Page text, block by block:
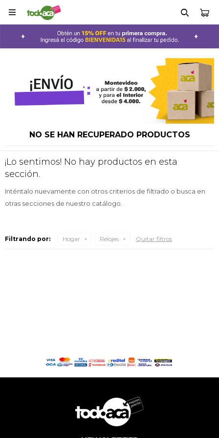

NO SE HAN RECUPERADO PRODUCTOS
¡Lo sentimos! No hay productos en esta
sección.
Inténtalo nuevamente con otros criterios de filtrado o busca en
otras secciones de nuestro catálogo.
Filtrando por: Hogar Relojes Quitar filtros